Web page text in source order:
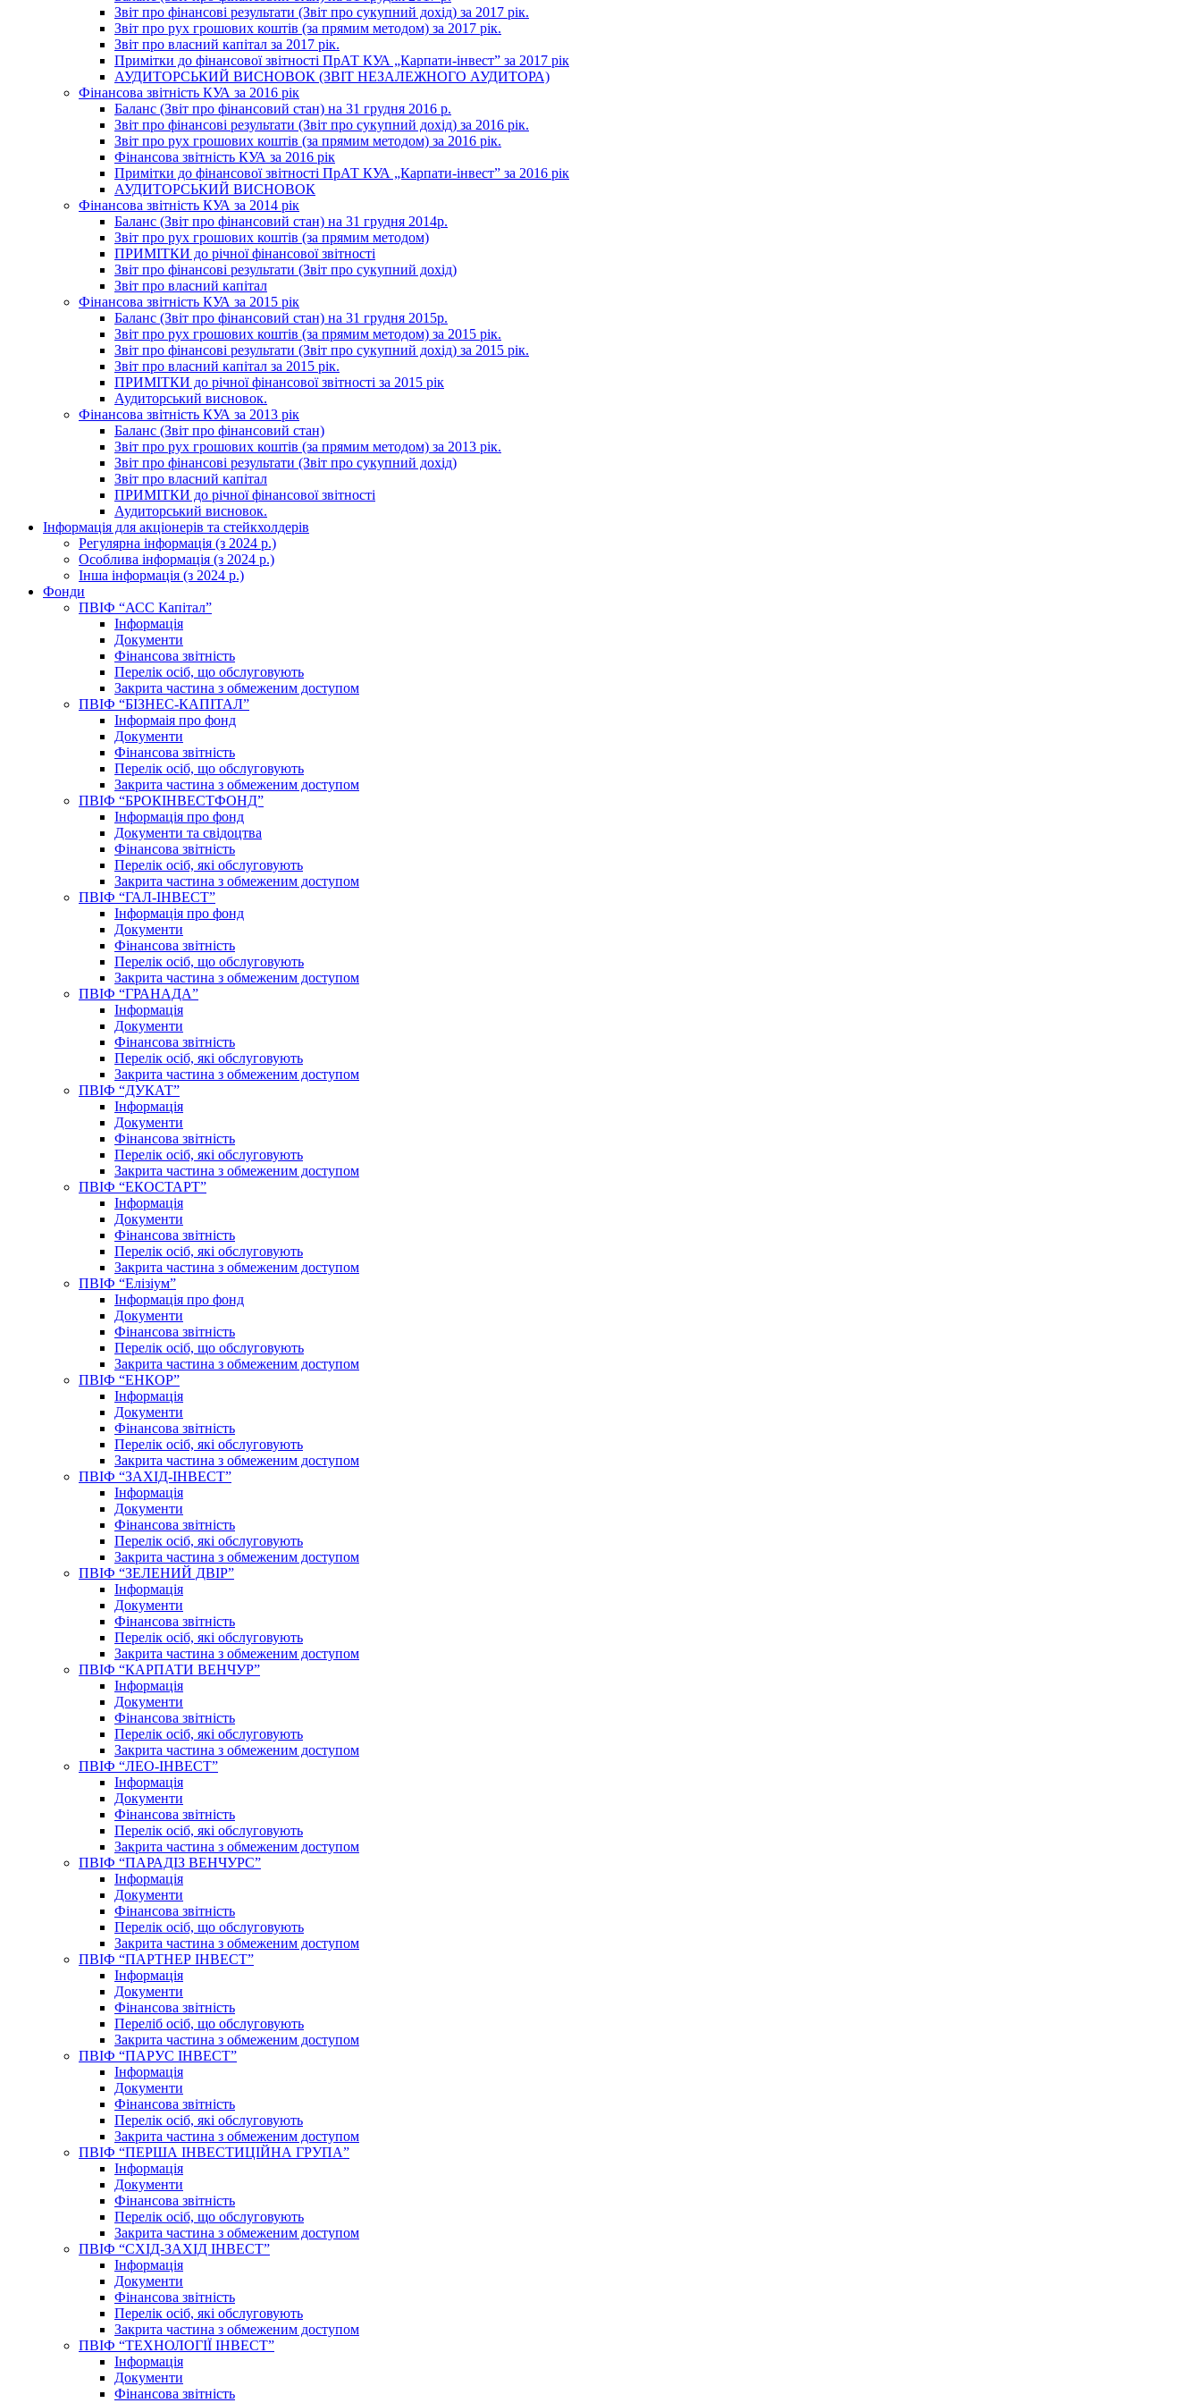
Звіт про фінансові результати (Звіт про сукупний дохід) за 2017 рік.
Звіт про рух грошових коштів (за прямим методом) за 2017 рік.
Звіт про власний капітал за 2017 рік.
Примітки до фінансової звітності ПрАТ КУА „Карпати-інвест” за 2017 рік
АУДИТОРСЬКИЙ ВИСНОВОК (ЗВІТ НЕЗАЛЕЖНОГО АУДИТОРА)
Фінансова звітність КУА за 2016 рік
Баланс (Звіт про фінансовий стан) на 31 грудня 2016 р.
Звіт про фінансові результати (Звіт про сукупний дохід) за 2016 рік.
Звіт про рух грошових коштів (за прямим методом) за 2016 рік.
Фінансова звітність КУА за 2016 рік
Примітки до фінансової звітності ПрАТ КУА „Карпати-інвест” за 2016 рік
АУДИТОРСЬКИЙ ВИСНОВОК
Фінансова звітність КУА за 2014 рік
Баланс (Звіт про фінансовий стан) на 31 грудня 2014р.
Звіт про рух грошових коштів (за прямим методом)
ПРИМІТКИ до річної фінансової звітності
Звіт про фінансові результати (Звіт про сукупний дохід)
Звіт про власний капітал
Фінансова звітність КУА за 2015 рік
Баланс (Звіт про фінансовий стан) на 31 грудня 2015р.
Звіт про рух грошових коштів (за прямим методом) за 2015 рік.
Звіт про фінансові результати (Звіт про сукупний дохід) за 2015 рік.
Звіт про власний капітал за 2015 рік.
ПРИМІТКИ до річної фінансової звітності за 2015 рік
Аудиторський висновок.
Фінансова звітність КУА за 2013 рік
Баланс (Звіт про фінансовий стан)
Звіт про рух грошових коштів (за прямим методом) за 2013 рік.
Звіт про фінансові результати (Звіт про сукупний дохід)
Звіт про власний капітал
ПРИМІТКИ до річної фінансової звітності
Аудиторський висновок.
Інформація для акціонерів та стейкхолдерів
Регулярна інформація (з 2024 р.)
Особлива інформація (з 2024 р.)
Інша інформація (з 2024 р.)
Фонди
ПВІФ “АСС Капітал”
Інформація
Документи
Фінансова звітність
Перелік осіб, що обслуговують
Закрита частина з обмеженим доступом
ПВІФ “БІЗНЕС-КАПІТАЛ”
Інформаія про фонд
Документи
Фінансова звітність
Перелік осіб, що обслуговують
Закрита частина з обмеженим доступом
ПВІФ “БРОКІНВЕСТФОНД”
Інформація про фонд
Документи та свідоцтва
Фінансова звітність
Перелік осіб, які обслуговують
Закрита частина з обмеженим доступом
ПВІФ “ГАЛ-ІНВЕСТ”
Інформація про фонд
Документи
Фінансова звітність
Перелік осіб, що обслуговують
Закрита частина з обмеженим доступом
ПВІФ “ГРАНАДА”
Інформація
Документи
Фінансова звітність
Перелік осіб, які обслуговують
Закрита частина з обмеженим доступом
ПВІФ “ДУКАТ”
Інформація
Документи
Фінансова звітність
Перелік осіб, які обслуговують
Закрита частина з обмеженим доступом
ПВІФ “ЕКОСТАРТ”
Інформація
Документи
Фінансова звітність
Перелік осіб, які обслуговують
Закрита частина з обмеженим доступом
ПВІФ “Елізіум”
Інформація про фонд
Документи
Фінансова звітність
Перелік осіб, що обслуговують
Закрита частина з обмеженим доступом
ПВІФ “ЕНКОР”
Інформація
Документи
Фінансова звітність
Перелік осіб, які обслуговують
Закрита частина з обмеженим доступом
ПВІФ “ЗАХІД-ІНВЕСТ”
Інформація
Документи
Фінансова звітність
Перелік осіб, які обслуговують
Закрита частина з обмеженим доступом
ПВІФ “ЗЕЛЕНИЙ ДВІР”
Інформація
Документи
Фінансова звітність
Перелік осіб, які обслуговують
Закрита частина з обмеженим доступом
ПВІФ “КАРПАТИ ВЕНЧУР”
Інформація
Документи
Фінансова звітність
Перелік осіб, які обслуговують
Закрита частина з обмеженим доступом
ПВІФ “ЛЕО-ІНВЕСТ”
Інформація
Документи
Фінансова звітність
Перелік осіб, які обслуговують
Закрита частина з обмеженим доступом
ПВІФ “ПАРАДІЗ ВЕНЧУРС”
Інформація
Документи
Фінансова звітність
Перелік осіб, що обслуговують
Закрита частина з обмеженим доступом
ПВІФ “ПАРТНЕР ІНВЕСТ”
Інформація
Документи
Фінансова звітність
Переліб осіб, що обслуговують
Закрита частина з обмеженим доступом
ПВІФ “ПАРУС ІНВЕСТ”
Інформація
Документи
Фінансова звітність
Перелік осіб, які обслуговують
Закрита частина з обмеженим доступом
ПВІФ “ПЕРША ІНВЕСТИЦІЙНА ГРУПА”
Інформація
Документи
Фінансова звітність
Перелік осіб, що обслуговують
Закрита частина з обмеженим доступом
ПВІФ “СХІД-ЗАХІД ІНВЕСТ”
Інформація
Документи
Фінансова звітність
Перелік осіб, які обслуговують
Закрита частина з обмеженим доступом
ПВІФ “ТЕХНОЛОГІЇ ІНВЕСТ”
Інформація
Документи
Фінансова звітність